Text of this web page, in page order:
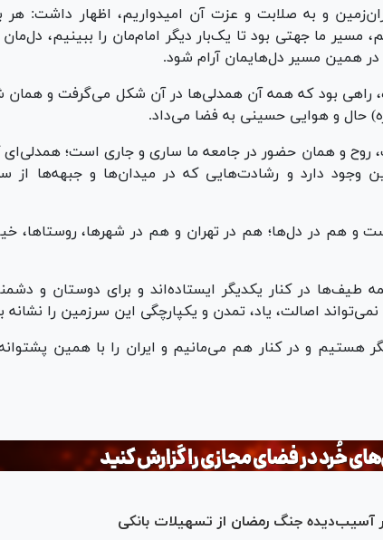
و به صلابت و عزت آن امیدواریم، اظهار داشت: هر
ما جهتی بود تا یک‌بار دیگر امام‌مان را ببینیم،
در همین مسیر دل‌هایمان آرام شود.
راهی بود که همه آن همدلی‌ها در آن شکل می‌گرفت و همان
حال و هوایی حسینی به فضا می‌داد.
روح و همان حضور در جامعه ما ساری و جاری است؛
وجود دارد و رشادت‌هایی که در میدان‌ها و جبهه‌ها از
هم در دل‌ها؛ هم در تهران و هم در شهرها، روستاها،
طیف‌ها در کنار یکدیگر ایستاده‌اند و برای دوستان و
اصالت، یاد، تمدن و یکپارچگی این سرزمین را نشانه
هستیم و در کنار هم می‌مانیم و ایران را با همین
آسیب‌دیده جنگ رمضان از تسهیلات بانکی